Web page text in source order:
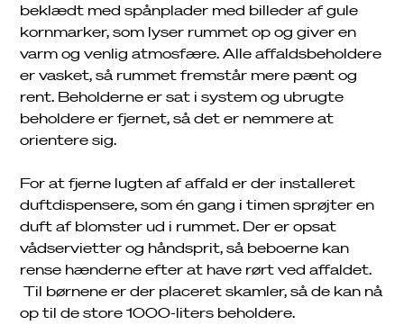
beklædt med spånplader med billeder af gule
kornmarker, som lyser rummet op og giver en
varm og venlig atmosfære. Alle affaldsbeholdere
er vasket, så rummet fremstår mere pænt og
rent. Beholderne er sat i system og ubrugte
beholdere er fjernet, så det er nemmere at
orientere sig.
For at fjerne lugten af affald er der installeret
duftdispensere, som én gang i timen sprøjter en
duft af blomster ud i rummet. Der er opsat
vådservietter og håndsprit, så beboerne kan
rense hænderne efter at have rørt ved affaldet.
Til børnene er der placeret skamler, så de kan nå
op til de store 1000-liters beholdere.